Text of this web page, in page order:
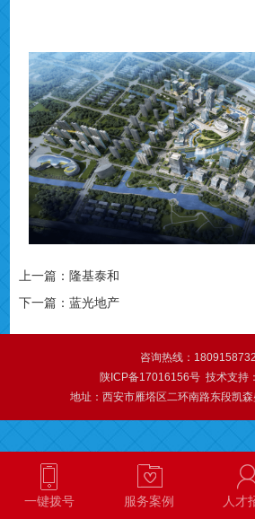
上一篇： 隆基泰和
下一篇：蓝光地产
咨询热线：
陕ICP备17016156号 技术支持：
地址：西安市雁塔区二环南路东段凯
一键拨号 服务案例 人才